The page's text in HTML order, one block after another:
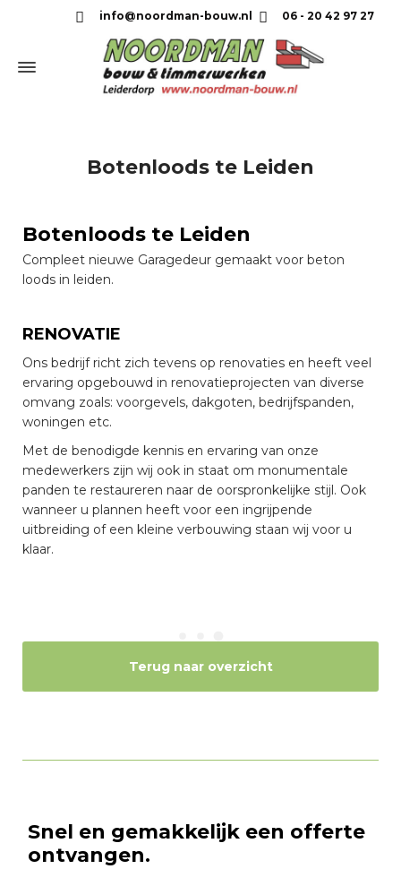
info@noordman-bouw.nl 06 - 20 42 97 27
Botenloods te Leiden
Botenloods te Leiden
Compleet nieuwe Garagedeur gemaakt voor beton
loods in leiden.
RENOVATIE
Ons bedrijf richt zich tevens op renovaties en heeft veel
ervaring opgebouwd in renovatieprojecten van diverse
omvang zoals: voorgevels, dakgoten, bedrijfspanden,
woningen etc.
Met de benodigde kennis en ervaring van onze
medewerkers zijn wij ook in staat om monumentale
panden te restaureren naar de oorspronkelijke stijl. Ook
wanneer u plannen heeft voor een ingrijpende
uitbreiding of een kleine verbouwing staan wij voor u
klaar.
Terug naar overzicht
Snel en gemakkelijk een offerte
ontvangen.